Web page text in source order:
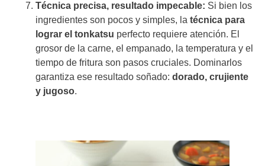
Técnica precisa, resultado impecable: Si bien los
ingredientes son pocos y simples, la técnica para
lograr el tonkatsu perfecto requiere atención. El
grosor de la carne, el empanado, la temperatura y el
tiempo de fritura son pasos cruciales. Dominarlos
garantiza ese resultado soñado: dorado, crujiente
y jugoso.